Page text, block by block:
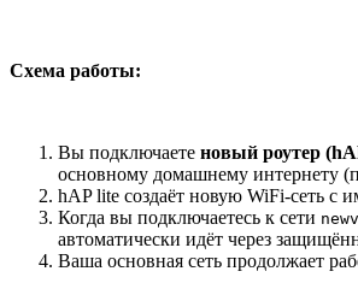
Схема работы:
Вы подключаете новый роутер
основному домашнему интернету
hAP lite создаёт новую WiFi-сеть с
Когда вы подключаетесь к сети
автоматически идёт через
Ваша основная сеть продолжает